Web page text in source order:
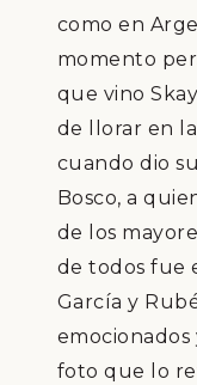
como en
momento
que vino
de llorar en
cuando dio
Bosco, a
de los
de todos fue
García y Rub
emocionados
foto que lo